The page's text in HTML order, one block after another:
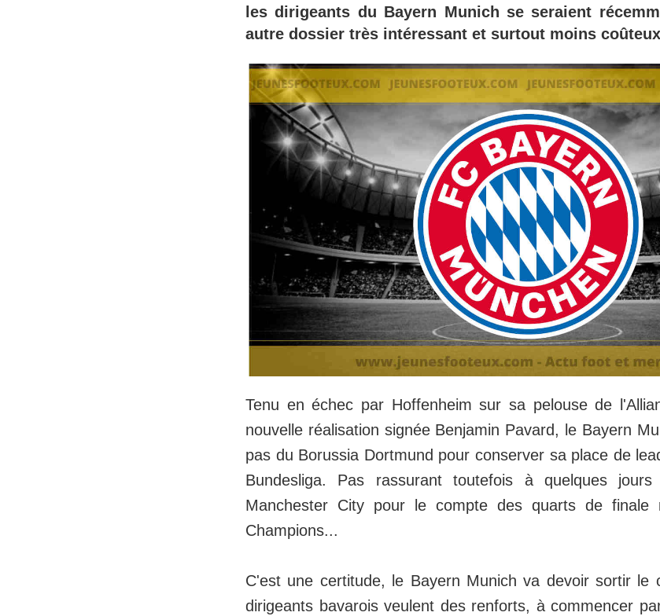
les dirigeants du Bayern Munich se seraient
autre dossier très intéressant et surtout moins
Tenu en échec par Hoffenheim sur sa pelouse de
nouvelle réalisation signée Benjamin Pavard, le Bayern
pas du Borussia Dortmund pour conserver sa place de
Bundesliga. Pas rassurant toutefois à quelques
Manchester City pour le compte des quarts de finale
Champions...
C'est une certitude, le Bayern Munich va devoir sortir le
dirigeants bavarois veulent des renforts, à commencer